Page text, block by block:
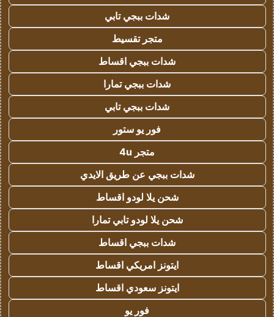
شدات ببجي تابي
متجر تقسيط
شدات ببجي اقساط
شدات ببجي تمارا
شدات ببجي تابي
فور يو ستور
متجر 4u
شدات ببجي عن طريق الايدي
شحن يلا لودو اقساط
شحن يلا لودو تابي تمارا
شدات ببجي اقساط
ايتونز امريكي اقساط
ايتونز سعودي اقساط
فور يو